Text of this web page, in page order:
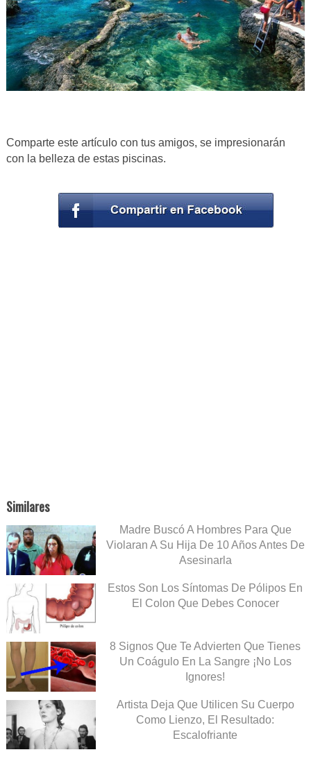
Comparte este artículo con tus amigos, se impresionarán
con la belleza de estas piscinas.
Similares
Madre Buscó A Hombres Para Que
Violaran A Su Hija De 10 Años Antes De
Asesinarla
Estos Son Los Síntomas De Pólipos En
El Colon Que Debes Conocer
8 Signos Que Te Advierten Que Tienes
Un Coágulo En La Sangre ¡No Los
Ignores!
Artista Deja Que Utilicen Su Cuerpo
Como Lienzo, El Resultado:
Escalofriante